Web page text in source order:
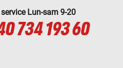
Lun-sam 9-20
734 193 60